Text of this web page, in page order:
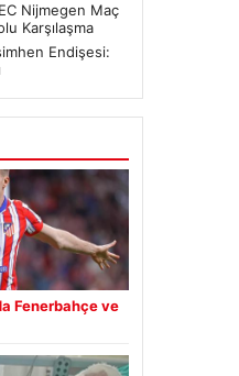
Nijmegen Maç
Karşılaşma
Endişesi:
Fenerbahçe ve